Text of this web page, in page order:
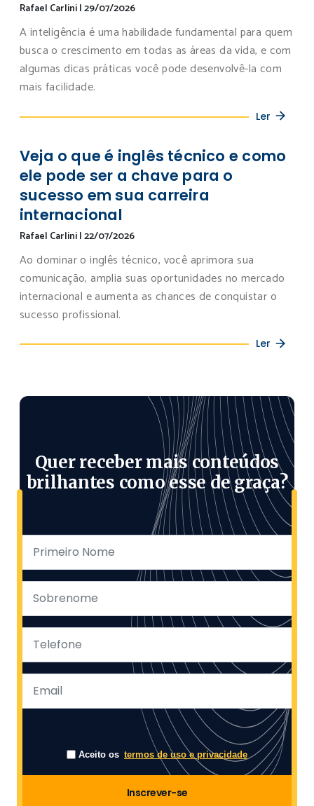
Rafael Carlini|29/07/2026
A inteligência é uma habilidade fundamental para quem
busca o crescimento em todas as áreas da vida, e com
algumas dicas práticas você pode desenvolvê-la com
mais facilidade.
Ler
Veja o que é inglês técnico e como
ele pode ser a chave para o
sucesso em sua carreira
internacional
Rafael Carlini|22/07/2026
Ao dominar o inglês técnico, você aprimora sua
comunicação, amplia suas oportunidades no mercado
internacional e aumenta as chances de conquistar o
sucesso profissional.
Ler
Quer receber mais conteúdos
brilhantes como esse de graça?
Aceito os termos de uso e privacidade
Inscrever-se